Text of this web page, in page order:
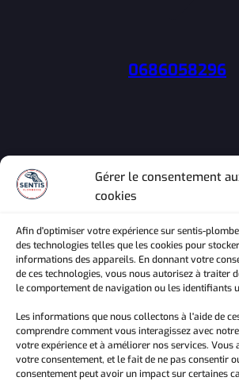
Gérer le consentement
cookies
Afin d'optimiser votre expérience sur sentis-
des technologies telles que les cookies pour
informations des appareils. En donnant votre
de ces technologies, vous nous autorisez à traiter
le comportement de navigation ou les identifiants
Les informations que nous collectons à l'aide de
comprendre comment vous interagissez avec
votre expérience et à améliorer nos services. Vous
votre consentement, et le fait de ne pas consentir
consentement peut avoir un impact sur certaines
0686058296
sentis-
Depuis janvier 2024, nous sommes à
pour vous offrir des prestations de
et de qualité, adaptées tant aux
professionnels.